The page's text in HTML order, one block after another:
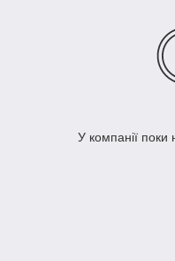
У компанії поки